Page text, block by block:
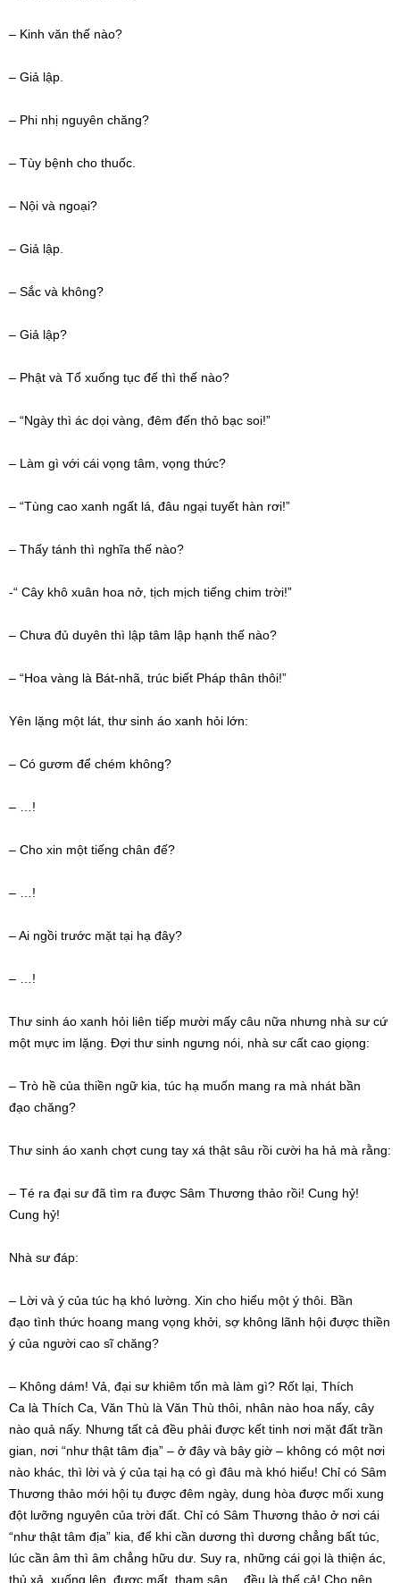
– Kinh văn thế nào?
– Giả lập.
– Phi nhị nguyên chăng?
– Tùy bệnh cho thuốc.
– Nội và ngoại?
– Giả lập.
– Sắc và không?
– Giả lập?
– Phật và Tổ xuống tục đế thì thế nào?
– “Ngày thì ác dọi vàng, đêm đến thỏ bạc soi!”
– Làm gì với cái vọng tâm, vọng thức?
– “Tùng cao xanh ngất lá, đâu ngại tuyết hàn rơi!”
– Thấy tánh thì nghĩa thế nào?
-“ Cây khô xuân hoa nở, tịch mịch tiếng chim trời!”
– Chưa đủ duyên thì lập tâm lập hạnh thế nào?
– “Hoa vàng là Bát-nhã, trúc biết Pháp thân thôi!”
Yên lặng một lát, thư sinh áo xanh hỏi lớn:
– Có gươm để chém không?
– …!
– Cho xin một tiếng chân đế?
– …!
– Ai ngồi trước mặt tại hạ đây?
– …!
Thư sinh áo xanh hỏi liên tiếp mười mấy câu nữa nhưng nhà sư cứ
một mực im lặng. Đợi thư sinh ngưng nói, nhà sư cất cao giọng:
– Trò hề của thiền ngữ kia, túc hạ muốn mang ra mà nhát bần
đạo chăng?
Thư sinh áo xanh chợt cung tay xá thật sâu rồi cười ha hả mà rằng:
– Té ra đại sư đã tìm ra được Sâm Thương thảo rồi! Cung hỷ!
Cung hỷ!
Nhà sư đáp:
– Lời và ý của túc hạ khó lường. Xin cho hiểu một ý thôi. Bần
đạo tình thức hoang mang vọng khởi, sợ không lãnh hội được thiền
ý của người cao sĩchăng?
– Không dám! Vả, đại sư khiêm tốn mà làm gì? Rốt lại, Thích
Ca là Thích Ca, Văn Thù là Văn Thù thôi, nhân nào hoa nấy, cây
nào quả nấy. Nhưng tất cả đều phải được kết tinh nơi mặt đất trần
gian, nơi “như thật tâm địa” – ở đây và bây giờ – không có một nơi
nào khác, thì lời và ý của tại hạ có gì đâu mà khó hiểu! Chỉ có Sâm
Thương thảo mới hội tụ được đêm ngày, dung hòa được mối xung
đột lưỡng nguyên của trời đất. Chỉ có Sâm Thương thảo ở nơi cái
“như thật tâm địa” kia, để khi cần dương thì dương chẳng bất túc,
lúc cần âm thì âm chẳng hữu dư. Suy ra, những cái gọi là thiện ác,
thủ xả, xuống lên, được mất, tham sân… đều là thế cả! Cho nên,